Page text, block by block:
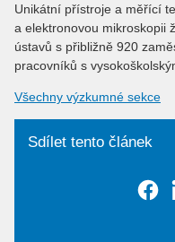
Unikátní přístroje a měřící
a elektronovou mikroskopii
ústavů s přibližně 920
pracovníků s
Všechny výzkumné sekce
Sdílet tento článek